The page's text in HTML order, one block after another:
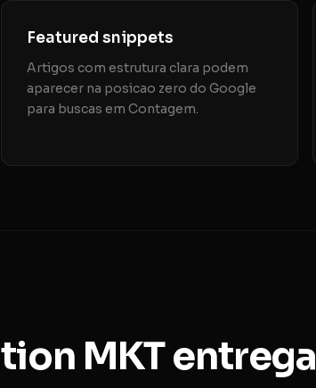
Featured snippets
Artigos com estrutura clara podem
aparecer na posicao zero do Google
para buscas em Contagem.
MKT entrega